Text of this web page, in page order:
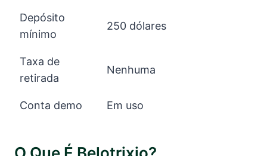
Depósito
mínimo
250 dólares
Taxa de
retirada
Nenhuma
Conta demo Em uso